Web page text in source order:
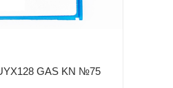
GAS KN №75